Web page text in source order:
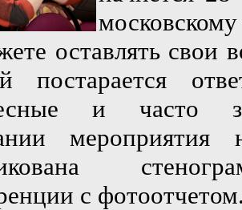
оставлять свои
постарается
и часто
мероприятия
с